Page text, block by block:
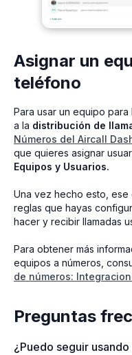
Asignar un
teléfono
Para usar un equipo
a la distribución de
Números del Aircall
que quieres asignar
Equipos y Usuarios.
Una vez hecho esto, ese
reglas que hayas
hacer y recibir llamadas
Para obtener más
equipos a números,
de números:
Preguntas
¿Puedo seguir